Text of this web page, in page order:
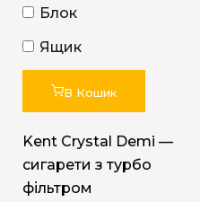
Блок
Ящик
В Кошик
Kent Crystal Demi —
сигарети з турбо
фільтром